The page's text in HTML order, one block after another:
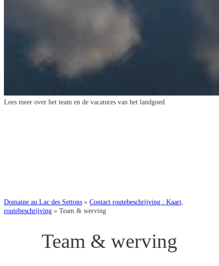
Lees meer over het team en de vacatures van het landgoed
Domaine au Lac des Settons » Contact routebeschrijving : Kaart,
routebeschrijving » Team & werving
Team & werving